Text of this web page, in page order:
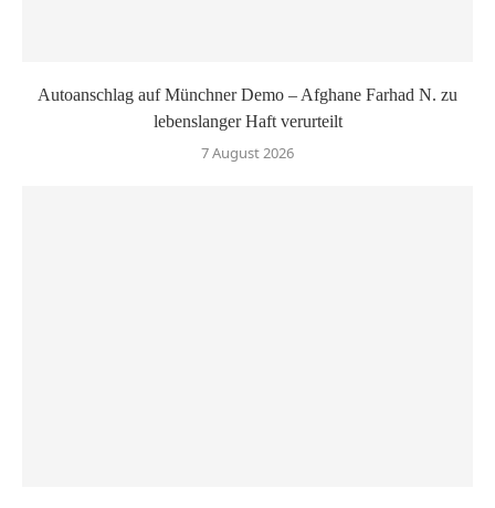
Autoanschlag auf Münchner Demo – Afghane Farhad N. zu
lebenslanger Haft verurteilt
7 August 2026